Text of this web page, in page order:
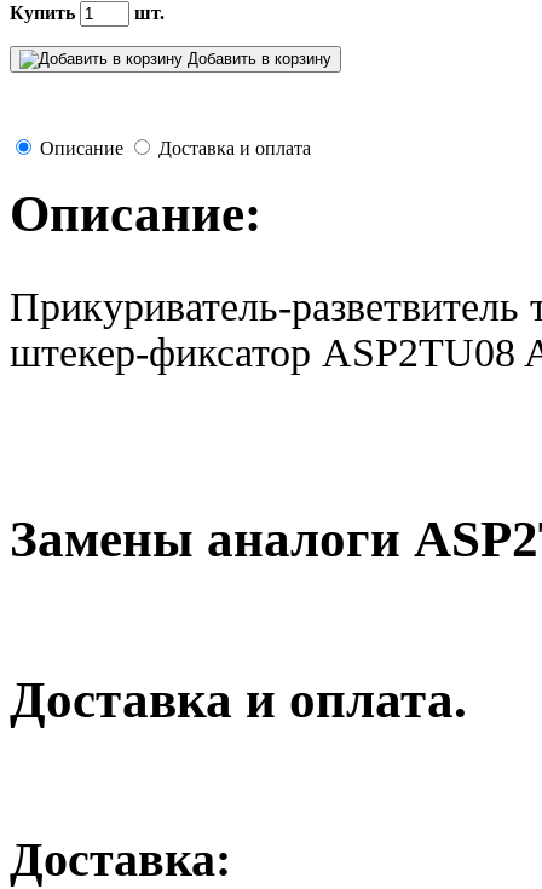
Купить шт.
Добавить в корзину
Описание Доставка и оплата
Описание:
Прикуриватель-
штекер-фиксатор ASP2TU08
Замены аналоги
Доставка и оплата.
Доставка: